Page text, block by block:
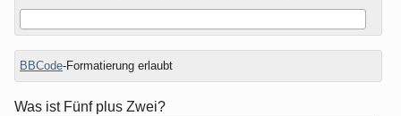
BBCode-Formatierung erlaubt
Was ist Fünf plus Zwei?